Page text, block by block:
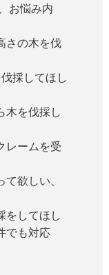
お悩み内
さの木を伐
採してほし
木を伐採し
レームを受
欲しい、
をしてほし
でも対応